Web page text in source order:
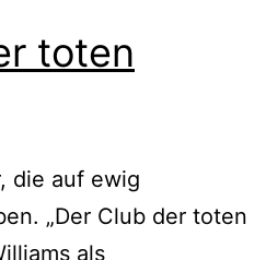
toten
die auf ewig
„Der Club der toten
als